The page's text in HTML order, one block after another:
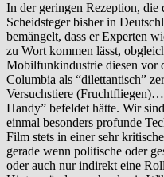
In der geringen Rezeption,
Scheidsteger bisher in
bemängelt, dass er Experten
zu Wort kommen lässt,
Mobilfunkindustrie diesen vor
Columbia als “dilettantisch”
Versuchstiere
Handy” befeldet hätte. Wir
einmal besonders profunde
Film stets in einer sehr
gerade wenn politische oder
oder auch nur indirekt eine